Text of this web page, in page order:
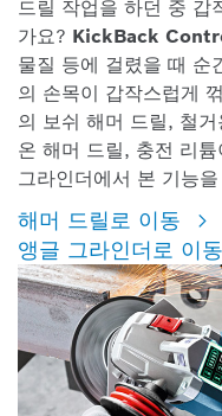
드릴 작업을 하던 중 갑
가요? KickBack
물질 등에 걸렸을 때 순
의 손목이 갑작스럽게
의 보쉬 해머 드릴, 철
온 해머 드릴, 충전 리
그라인더에서 본 기능
해머 드릴로 이동
앵글 그라인더로 이동